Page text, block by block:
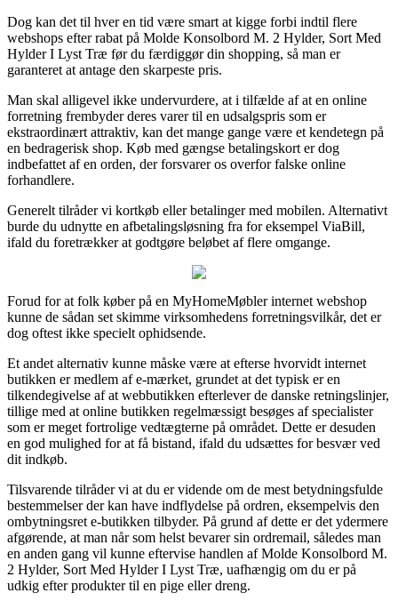
Dog kan det til hver en tid være smart at kigge forbi indtil flere
webshops efter rabat på Molde Konsolbord M. 2 Hylder, Sort Med
Hylder I Lyst Træ før du færdiggør din shopping, så man er
garanteret at antage den skarpeste pris.
Man skal alligevel ikke undervurdere, at i tilfælde af at en online
forretning frembyder deres varer til en udsalgspris som er
ekstraordinært attraktiv, kan det mange gange være et kendetegn på
en bedragerisk shop. Køb med gængse betalingskort er dog
indbefattet af en orden, der forsvarer os overfor falske online
forhandlere.
Generelt tilråder vi kortkøb eller betalinger med mobilen. Alternativt
burde du udnytte en afbetalingsløsning fra for eksempel ViaBill,
ifald du foretrækker at godtgøre beløbet af flere omgange.
Forud for at folk køber på en MyHomeMøbler internet webshop
kunne de sådan set skimme virksomhedens forretningsvilkår, det er
dog oftest ikke specielt ophidsende.
Et andet alternativ kunne måske være at efterse hvorvidt internet
butikken er medlem af e-mærket, grundet at det typisk er en
tilkendegivelse af at webbutikken efterlever de danske retningslinjer,
tillige med at online butikken regelmæssigt besøges af specialister
som er meget fortrolige vedtægterne på området. Dette er desuden
en god mulighed for at få bistand, ifald du udsættes for besvær ved
dit indkøb.
Tilsvarende tilråder vi at du er vidende om de mest betydningsfulde
bestemmelser der kan have indflydelse på ordren, eksempelvis den
ombytningsret e-butikken tilbyder. På grund af dette er det ydermere
afgørende, at man når som helst bevarer sin ordremail, således man
en anden gang vil kunne eftervise handlen af Molde Konsolbord M.
2 Hylder, Sort Med Hylder I Lyst Træ, uafhængig om du er på
udkig efter produkter til en pige eller dreng.